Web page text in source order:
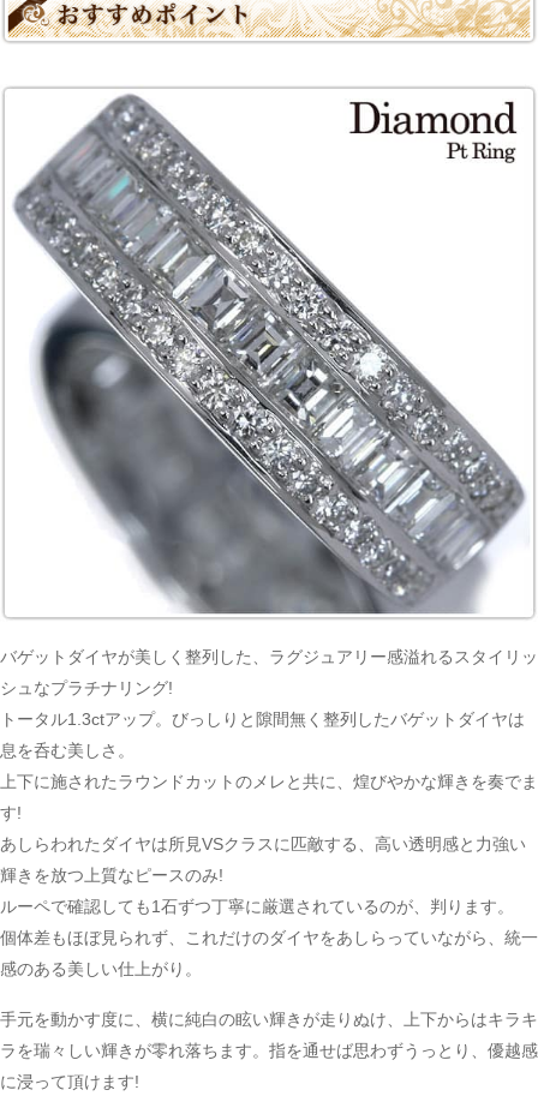
バゲットダイヤが美しく整列した、ラグジュアリー感溢れるスタイリッ
シュなプラチナリング!
トータル1.3ctアップ。びっしりと隙間無く整列したバゲットダイヤは
息を呑む美しさ。
上下に施されたラウンドカットのメレと共に、煌びやかな輝きを奏でま
す!
あしらわれたダイヤは所見VSクラスに匹敵する、高い透明感と力強い
輝きを放つ上質なピースのみ!
ルーペで確認しても1石ずつ丁寧に厳選されているのが、判ります。
個体差もほぼ見られず、これだけのダイヤをあしらっていながら、統一
感のある美しい仕上がり。
手元を動かす度に、横に純白の眩い輝きが走りぬけ、上下からはキラキ
ラを瑞々しい輝きが零れ落ちます。指を通せば思わずうっとり、優越感
に浸って頂けます!